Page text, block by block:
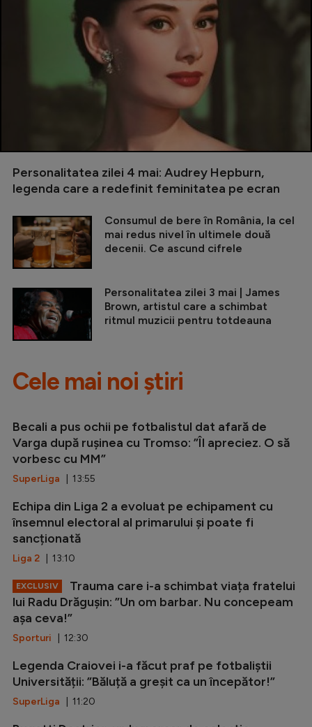
Personalitatea zilei 4 mai: Audrey Hepburn,
legenda care a redefinit feminitatea pe ecran
Consumul de bere în România, la cel
mai redus nivel în ultimele două
decenii. Ce ascund cifrele
Personalitatea zilei 3 mai | James
Brown, artistul care a schimbat
ritmul muzicii pentru totdeauna
Cele mai noi știri
Becali a pus ochii pe fotbalistul dat afară de
Varga după rușinea cu Tromso: ”Îl apreciez. O să
vorbesc cu MM”
SuperLiga | 13:55
Echipa din Liga 2 a evoluat pe echipament cu
însemnul electoral al primarului și poate fi
sancționată
Liga 2 | 13:10
EXCLUSIV
Trauma care i-a schimbat viața fratelui
lui Radu Drăgușin: ”Un om barbar. Nu concepeam
așa ceva!”
Sporturi | 12:30
Legenda Craiovei i-a făcut praf pe fotbaliștii
Universității: ”Băluță a greșit ca un începător!”
SuperLiga | 11:20